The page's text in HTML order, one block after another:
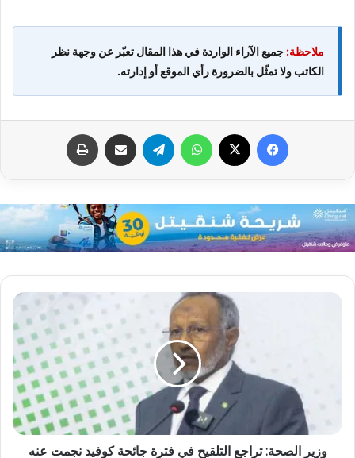
ملاحظة: جميع الآراء الواردة في هذا المقال تعبّر عن وجهة نظر
الكاتب ولا تمثّل بالضرورة رأي الموقع أو إدارته.
فيسبوك واتساب تيلقرام مشاركة عبر البريد
وزير الصحة: تراجع التلقيح في فترة جائحة كوفيد نجمت عنه